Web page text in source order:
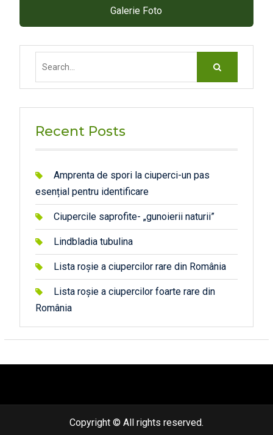
Galerie Foto
Recent Posts
Amprenta de spori la ciuperci-un pas
esențial pentru identificare
Ciupercile saprofite- „gunoierii naturii”
Lindbladia tubulina
Lista roșie a ciupercilor rare din România
Lista roșie a ciupercilor foarte rare din
România
Copyright © All rights reserved.